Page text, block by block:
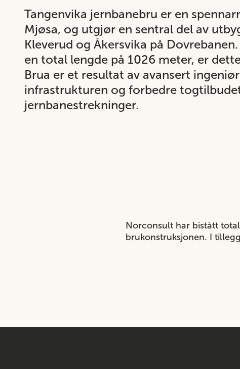
Tangenvika jernbanebru er en
Mjøsa, og utgjør en sentral del av
Kleverud og Åkersvika på
en total lengde på 1026 meter, er
Brua er et resultat av avansert
infrastrukturen og forbedre
jernbanestrekninger.
Norconsult har bistått
brukonstruksjonen. I